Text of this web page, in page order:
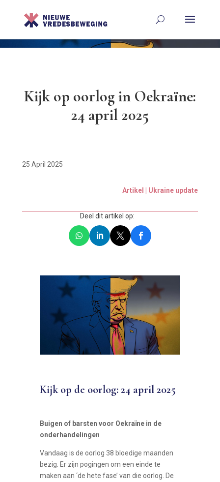
Kijk op oorlog in Oekraïne:
24 april 2025
25 April 2025
Artikel | Ukraine update
Deel dit artikel op:
Kijk op de oorlog: 24 april 2025
Buigen of barsten voor Oekraïne in de
onderhandelingen
Vandaag is de oorlog 38 bloedige maanden
bezig. Er zijn pogingen om een einde te
maken aan ‘de hete fase’ van die oorlog. De